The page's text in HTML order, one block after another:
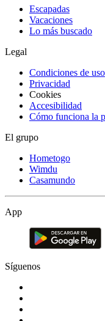
Escapadas
Vacaciones
Lo más buscado
Legal
Condiciones de uso
Privacidad
Cookies
Accesibilidad
Cómo funciona la
El grupo
Hometogo
Wimdu
Casamundo
App
Síguenos